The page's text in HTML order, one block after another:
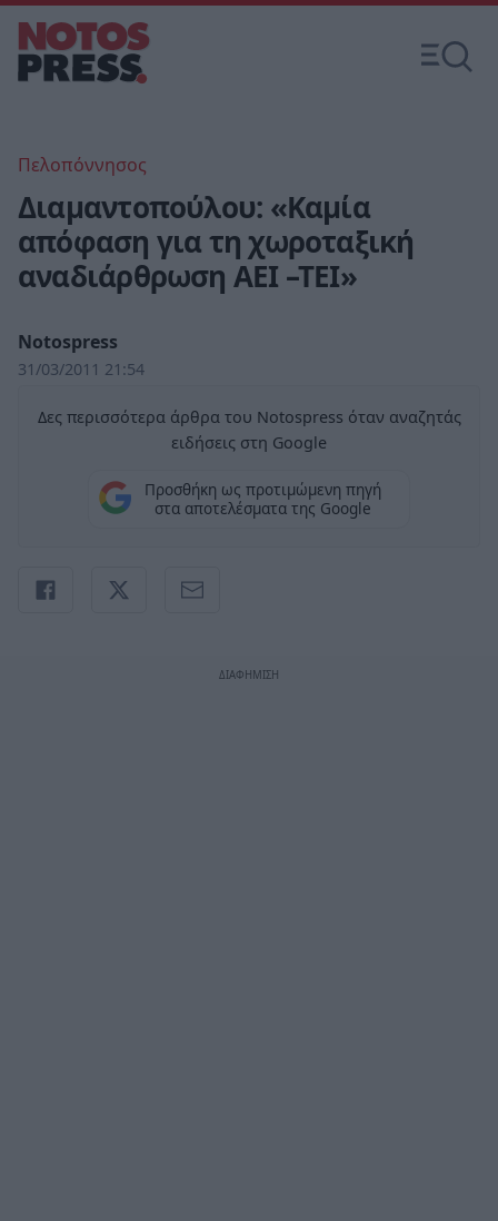
Πελοπόννησος
Διαμαντοπούλου: «Καμία
απόφαση για τη χωροταξική
αναδιάρθρωση ΑΕΙ –ΤΕΙ»
Notospress
31/03/2011 21:54
Δες περισσότερα άρθρα του Notospress όταν αναζητάς
ειδήσεις στη Google
Προσθήκη ως προτιμώμενη πηγή
στα αποτελέσματα της Google